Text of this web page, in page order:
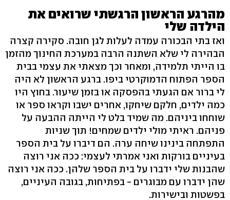
מהרגע הראשון הרגשתי שרואים את
הילדה שלי
ואז בתי הבכורה עמדה לעלות לגן חובה. סקירה קצרה
הבהירה לי שלא השתנה הרבה במערכת החינוך מהזמן
בו הייתי תלמידה, ומאחר וכך מצאתי את עצמי בבית
הספר הפתוח הדמוקרטי ביפו. ברגע הראשון לא היה
לי ברור אם הגעתי בהפסקה או בזמן שיעור. בחוץ היו
כמה ילדים, חלקם שיחקו, אחרים ישבו וקראו ספר או
שוחחו ביניהם. מה שמיד בלט לי הייתה ההבעה על
פניהם. ראיתי מולי ילדים שמחים! תוך שניות
התפתחה בינינו שיחה ערה. הם דיברו על בית הספר
בעיניים בורקות ואני אמרתי לעצמי: ככה אני רוצה
שהבנות שלי ידברו על בית הספר שלהן. ככה אני רוצה
שהן ידברו עם מבוגרים - בפתיחות, בגובה העיניים,
בפשטות ובישירות.